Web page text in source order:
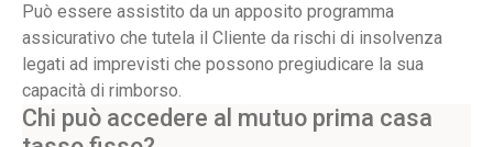
Può essere assistito da un apposito programma
assicurativo che tutela il Cliente da rischi di insolvenza
legati ad imprevisti che possono pregiudicare la sua
capacità di rimborso.
Chi può accedere al mutuo prima casa